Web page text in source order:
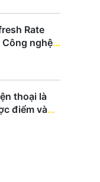
Rate
Công nghệ
Xbox
thoại là
điểm và